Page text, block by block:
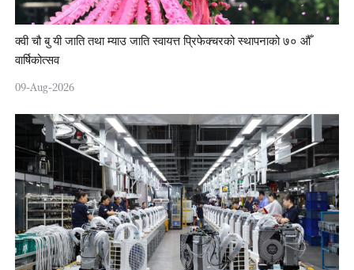
क्वी चौ बु यी जाति तथा म्याउ जाति स्वायत्त प्रिफेक्चरको स्थापनाको ७० औँ
वार्षिकोत्सव
09-Aug-2026